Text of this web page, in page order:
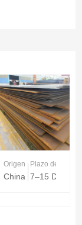
Origen
China
Plazo de
7–15 Days